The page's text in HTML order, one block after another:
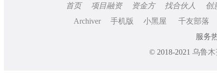
首页 项目融资 资金方 找合伙人
创
Archiver
手机版 小黑屋
千友部落
服务
© 2018-2021 乌鲁